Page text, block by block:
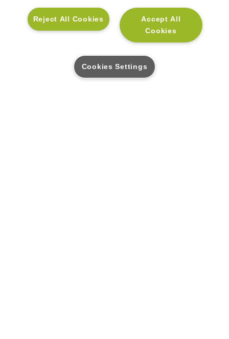
Seguros Vida e Crédito
INSTITUCIONAL
Accept All
Cookies
Reject All Cookies
Cookies Settings